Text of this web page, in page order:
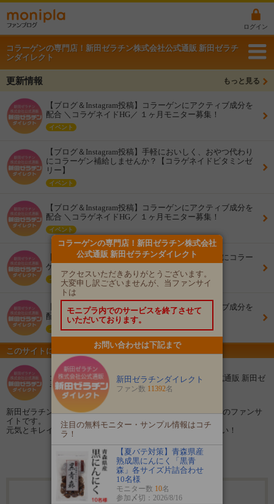
ログイン
コラーゲンの専門店！新田ゼラチン株式会社公式通販 新田ゼラチ
ンダイレクト
更新情報 もっと見る
【ブログ＆Instagram投稿】コラーゲンにアクティブ成分を
配合 ＼コラゲネイドHG／ １ヶ月モニター募集！
イベント
【ブログ＆Instagram投稿】手軽においしく、おやつ代わり
にコラーゲン補給しませんか？【コラゲネイドビタミンゼ
リー】
イベント
【ブログ＆Instagram投稿】コラーゲンにアクティブ成分を
配合 ＼コラゲネイドHG／ １ヶ月モニター募集！
イベント
【ブログ＆Instagram投稿】顆粒タイプで簡単便利にコラー
ゲン習慣はじめてみませんか？【コラゲネイド】
イベント
【ブログ＆Instagram投稿】コラーゲンにアクティブ成分を
配合 ＼コラゲネイドHG／ １ヶ月モニター募集！
イベント
このサイトについて
コラーゲンの専門店！新田ゼラチン株式会社公式通販 新田ゼ
ラチンダイレクト
新田ゼラチン株式会社公式通販 新田ゼラチンダイレクト運営のファンサ
イトです。
元気とキレイをサポートするコラーゲンをぜひお試しください！
ファン登録する
11392名のファンが登録しています
コラーゲンの専門店！新田ゼラチン株式会社
公式通販 新田ゼラチンダイレクト
アクセスいただきありがとうございます。
大変申し訳ございませんが、当ファンサイ
トは
モニプラ内でのサービスを終了させて
いただいております。
お問い合わせは下記まで
新田ゼラチンダイレクト
ファン数 11392名
注目の無料モニター・サンプル情報はコチ
ラ！
【夏バテ対策】青森県産
熟成黒にんにく「黒青
森」各サイズ片詰合わせ
10名様
モニター数 10名
参加〆切：2026/8/16